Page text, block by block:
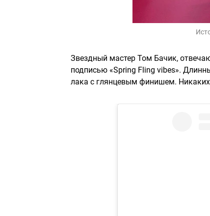
Звездный мастер Том Бачик,
подписью «Spring Fling vibes».
лака с глянцевым финишем.